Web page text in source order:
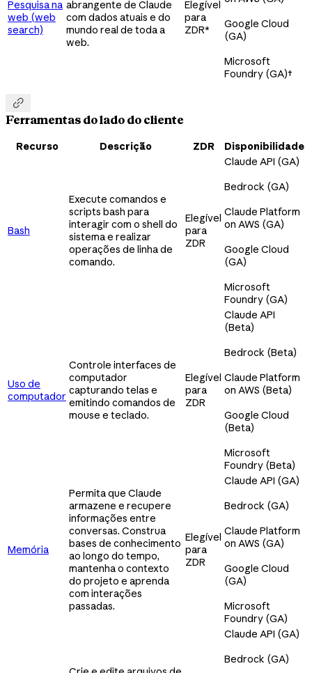
Pesquisa na
web (web
search)
abrangente de Claude
com dados atuais e do
mundo real de toda a
web.
Elegível
para
ZDR*
Google Cloud
(GA)
Microsoft
Foundry (GA)†

Ferramentas do lado do cliente
Recurso Descrição ZDR Disponibilidade
Bash
Execute comandos e
scripts bash para
interagir com o shell do
sistema e realizar
operações de linha de
comando.
Elegível
para
ZDR
Claude API (GA)
Bedrock (GA)
Claude Platform
on AWS (GA)
Google Cloud
(GA)
Microsoft
Foundry (GA)
Uso de
computador
Controle interfaces de
computador
capturando telas e
emitindo comandos de
mouse e teclado.
Elegível
para
ZDR
Claude API
(Beta)
Bedrock (Beta)
Claude Platform
on AWS (Beta)
Google Cloud
(Beta)
Microsoft
Foundry (Beta)
Memória
Permita que Claude
armazene e recupere
informações entre
conversas. Construa
bases de conhecimento
ao longo do tempo,
mantenha o contexto
do projeto e aprenda
com interações
passadas.
Elegível
para
ZDR
Claude API (GA)
Bedrock (GA)
Claude Platform
on AWS (GA)
Google Cloud
(GA)
Microsoft
Foundry (GA)
Claude API (GA)
Bedrock (GA)